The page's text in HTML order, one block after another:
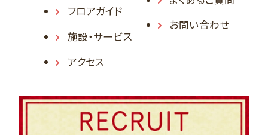
フロアガイド
施設・サービス
アクセス
お問い合わせ